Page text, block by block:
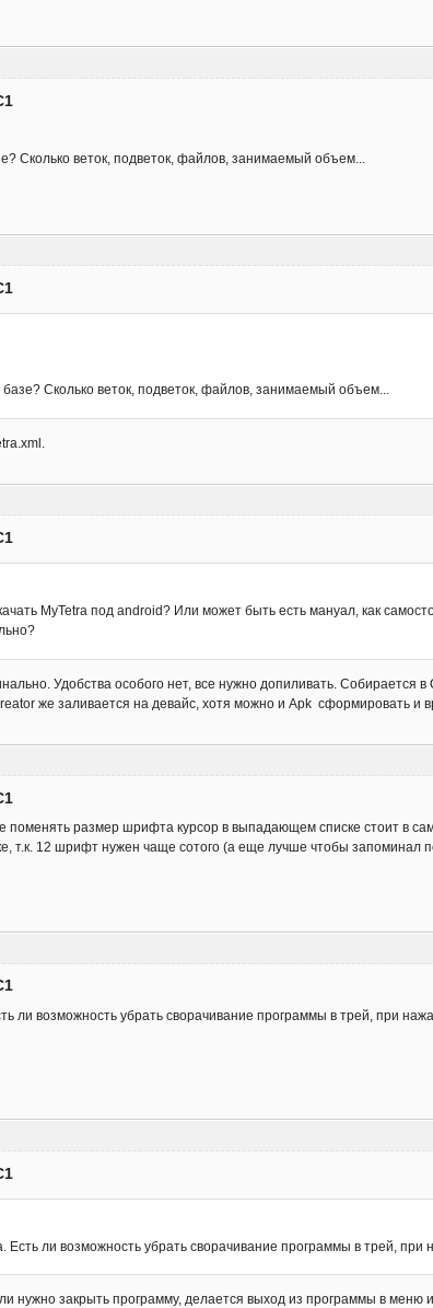
Сколько веток, подветок, файлов, занимаемый объем...
Сколько веток, подветок, файлов, занимаемый объем...
MyTetra под android? Или может быть есть мануал, как
Удобства особого нет, все нужно допиливать. Собирается в
же заливается на девайс, хотя можно и Apk сформировать и
поменять размер шрифта курсор в выпадающем списке стоит в
т.к. 12 шрифт нужен чаще сотого (а еще лучше чтобы запоминал
ли возможность убрать сворачивание программы в трей, при
ли возможность убрать сворачивание программы в трей, при
нужно закрыть программу, делается выход из программы в меню